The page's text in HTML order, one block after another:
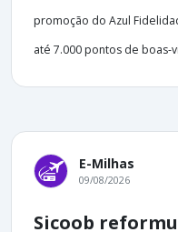
promoção do Azul
até 7.000 pontos de boas-
E-Milhas
09/08/2026
Sicoob